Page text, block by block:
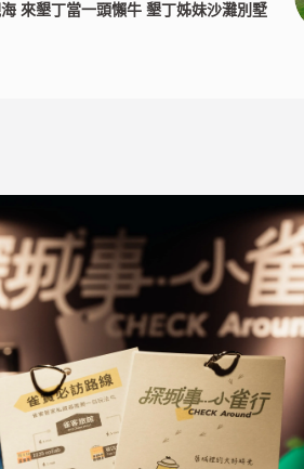
來墾丁當一頭懶牛 墾丁姊妹沙灘別墅